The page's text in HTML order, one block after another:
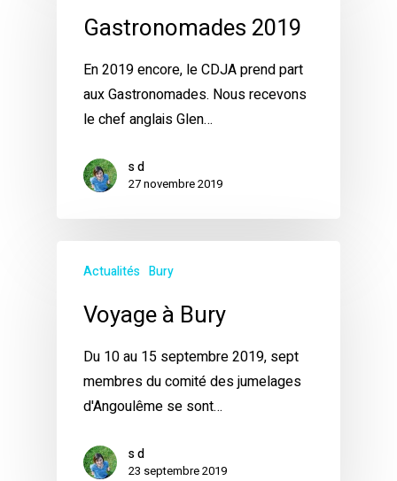
Gastronomades 2019
En 2019 encore, le CDJA prend part
aux Gastronomades. Nous recevons
le chef anglais Glen…
s d
27 novembre 2019
Actualités Bury
Voyage à Bury
Du 10 au 15 septembre 2019, sept
membres du comité des jumelages
d'Angoulême se sont…
s d
23 septembre 2019